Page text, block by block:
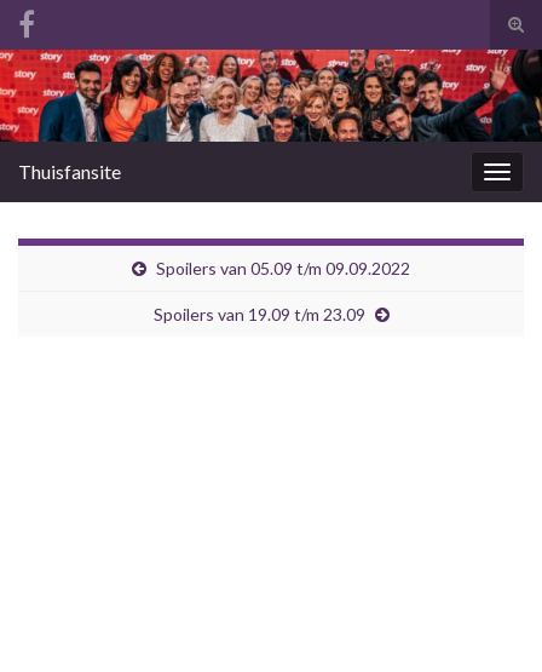
Search for:
Thuisfansite
Spoilers van 05.09 t/m 09.09.2022
Spoilers van 19.09 t/m 23.09